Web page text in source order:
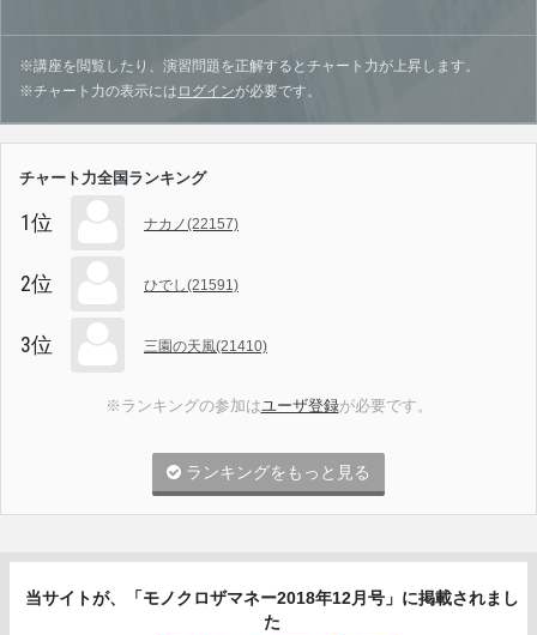
※講座を閲覧したり、演習問題を正解するとチャート力が上昇します。
※チャート力の表示には ログインが必要です。
チャート力全国ランキング
1位 ナカノ(22157)
2位 ひでし(21591)
3位 三園の天風(21410)
※ランキングの参加はユーザ登録が必要です。
ランキングをもっと見る
当サイトが、「モノクロザマネー2018年12月号」に掲載されまし
た